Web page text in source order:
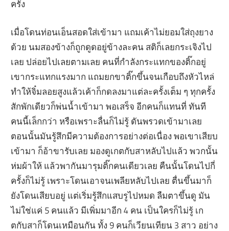
ครั้ง
เมื่อโดนท่อนเอ็นสอดใส่เข้ามา แถมเค้าไม่ยอมใส่ถุงยาง
ด้วย นมสองข้างก็ถูกดูดอยู่ข้างละคน สติก็เลยกระเจิงไป
เลย ปล่อยไปเลยตามเลย คนที่กำลังกระแทกของติ๊กอยู่
เขากระแทกแรงมาก แถมยกขาติ๊กขึ้นจนเกือบถึงหัวไหล่
ทำให้จิ๋มลอยสูงแล้วเค้าก็กดลงมาแต่ละครั้งเต็ม ๆ ทุกครั้ง
สักพักเดียวก็พ่นน้ำเข้ามา พอเสร็จ อีกคนก็แทนที่ ทันที
คนนี้เล็กกว่า หรือเพราะลื่นก็ไม่รู้ ดันพรวดเข้ามาเลย
ตอนนั้นมันรู้สึกมีความต้องการอย่างต่อเนื่อง พอเขาเสียบ
เข้ามา ก็อ้าขารับเลย มองดูเกตกับสาหลับไปแล้ว พวกนั้น
ห่มผ้าให้ แล้วพากันมารุมติ๊กคนเดียวเลย คืนนั้นโดนไปกี่
ครั้งก็ไม่รู้ เพราะโดนเอาจนเพลียหลับไปเลย ตื่นขึ้นมาก็
ยังโดนเสียบอยู่ แต่เริ่มรู้สึกแสบรูไปหมด ลืมตาขึ้นดู มัน
ไม่ใช่แค่ 5 คนแล้ว มีเพิ่มมาอีก 4 คน เป็นใครก็ไม่รู้ เก
ตกับสาก็โดนเหมือนกัน ทั้ง 9 คนก็เวียนเทียน 3 สาว อย่าง